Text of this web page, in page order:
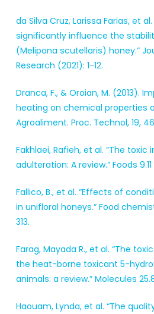
da Silva Cruz, Larissa Farias, et
significantly influence the
(Melipona scutellaris) honey.”
Research (2021): 1-12.
Dranca, F., & Oroian, M. (2013).
heating on chemical properties
Agroaliment. Proc. Technol, 19,
Fakhlaei, Rafieh, et al. “The
adulteration: A review.” Foods
Fallico, B., et al. “Effects of
in unifloral honeys.” Food
313.
Farag, Mayada R., et al. “The
the heat-borne toxicant 5-
animals: a review.” Molecules
Haouam, Lynda, et al. “The